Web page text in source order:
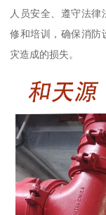
人员安全、遵守法律
修和培训，确保消防
灾造成的损失。